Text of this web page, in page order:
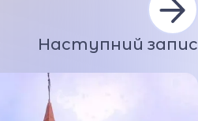
Наступний запис